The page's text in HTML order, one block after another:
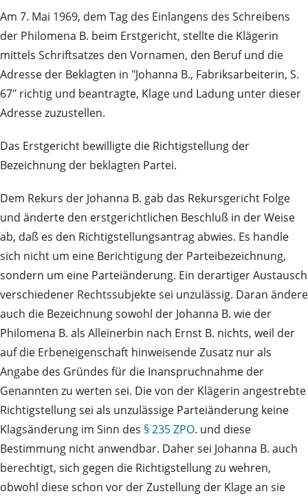
Am 7. Mai 1969, dem Tag des Einlangens des Schreibens
der Philomena B. beim Erstgericht, stellte die Klägerin
mittels Schriftsatzes den Vornamen, den Beruf und die
Adresse der Beklagten in "Johanna B., Fabriksarbeiterin, S.
67" richtig und beantragte, Klage und Ladung unter dieser
Adresse zuzustellen.
Das Erstgericht bewilligte die Richtigstellung der
Bezeichnung der beklagten Partei.
Dem Rekurs der Johanna B. gab das Rekursgericht Folge
und änderte den erstgerichtlichen Beschluß in der Weise
ab, daß es den Richtigstellungsantrag abwies. Es handle
sich nicht um eine Berichtigung der Parteibezeichnung,
sondern um eine Parteiänderung. Ein derartiger Austausch
verschiedener Rechtssubjekte sei unzulässig. Daran ändere
auch die Bezeichnung sowohl der Johanna B. wie der
Philomena B. als Alleinerbin nach Ernst B. nichts, weil der
auf die Erbeneigenschaft hinweisende Zusatz nur als
Angabe des Gründes für die Inanspruchnahme der
Genannten zu werten sei. Die von der Klägerin angestrebte
Richtigstellung sei als unzulässige Parteiänderung keine
Klagsänderung im Sinn des § 235 ZPO. und diese
Bestimmung nicht anwendbar. Daher sei Johanna B. auch
berechtigt, sich gegen die Richtigstellung zu wehren,
obwohl diese schon vor der Zustellung der Klage an sie